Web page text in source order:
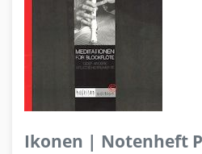
Ikonen | Notenheft